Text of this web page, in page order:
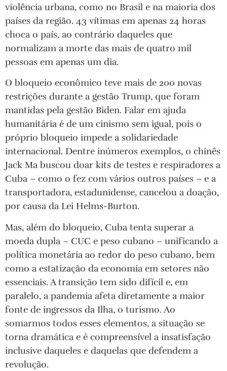
violência urbana, como no Brasil e na maioria dos
países da região. 43 vítimas em apenas 24 horas
choca o país, ao contrário daqueles que
normalizam a morte das mais de quatro mil
pessoas em apenas um dia.
O bloqueio econômico teve mais de 200 novas
restrições durante a gestão Trump, que foram
mantidas pela gestão Biden. Falar em ajuda
humanitária é de um cinismo sem igual, pois o
próprio bloqueio impede a solidariedade
internacional. Dentre inúmeros exemplos, o chinês
Jack Ma buscou doar kits de testes e respiradores a
Cuba – como o fez com vários outros países – e a
transportadora, estadunidense, cancelou a doação,
por causa da Lei Helms-Burton.
Mas, além do bloqueio, Cuba tenta superar a
moeda dupla – CUC e peso cubano – unificando a
política monetária ao redor do peso cubano, bem
como a estatização da economia em setores não
essenciais. A transição tem sido difícil e, em
paralelo, a pandemia afeta diretamente a maior
fonte de ingressos da Ilha, o turismo. Ao
somarmos todos esses elementos, a situação se
torna dramática e é compreensível a insatisfação
inclusive daqueles e daquelas que defendem a
revolução.